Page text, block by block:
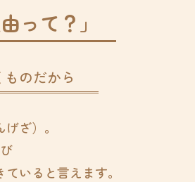
って？」
のだから
ざ）。
いると言えます。